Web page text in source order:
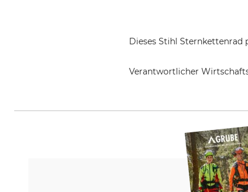
Dieses Stihl Sternkettenrad
Verantwortlicher